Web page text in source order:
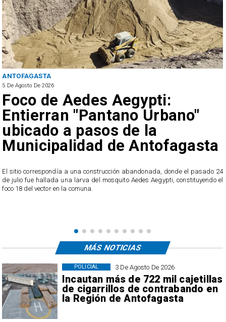
ANTOFAGASTA
5 De Agosto De 2026
Foco de Aedes Aegypti:
Entierran "Pantano Urbano"
ubicado a pasos de la
Municipalidad de Antofagasta
El sitio correspondía a una construcción abandonada, donde el pasado 24
de julio fue hallada una larva del mosquito Aedes Aegypti, constituyendo el
foco 18 del vector en la comuna.
3 De Agosto De 2026
Incautan más de 722 mil cajetillas
de cigarrillos de contrabando en
la Región de Antofagasta
POLICIAL
MÁS NOTICIAS